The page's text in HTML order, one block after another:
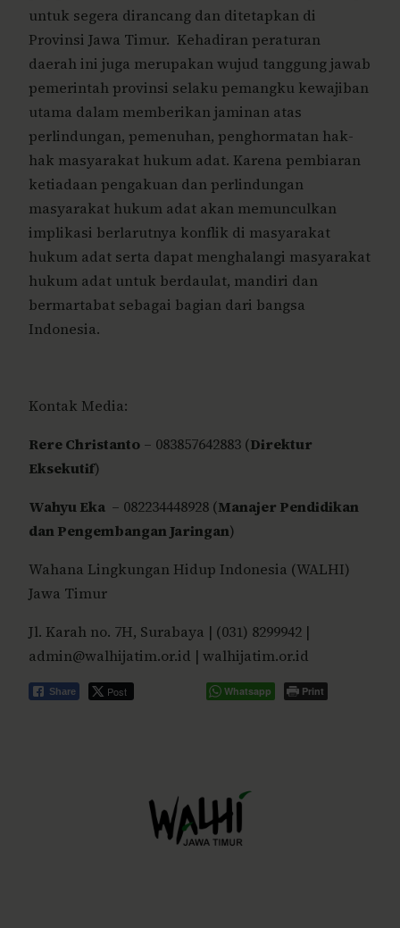
untuk segera dirancang dan ditetapkan di
Provinsi Jawa Timur. Kehadiran peraturan
daerah ini juga merupakan wujud tanggung jawab
pemerintah provinsi selaku pemangku kewajiban
utama dalam memberikan jaminan atas
perlindungan, pemenuhan, penghormatan hak-
hak masyarakat hukum adat. Karena pembiaran
ketiadaan pengakuan dan perlindungan
masyarakat hukum adat akan memunculkan
implikasi berlarutnya konflik di masyarakat
hukum adat serta dapat menghalangi masyarakat
hukum adat untuk berdaulat, mandiri dan
bermartabat sebagai bagian dari bangsa
Indonesia.
Kontak Media:
Rere Christanto – 083857642883 (Direktur
Eksekutif)
Wahyu Eka – 082234448928 (Manajer Pendidikan
dan Pengembangan Jaringan)
Wahana Lingkungan Hidup Indonesia (WALHI)
Jawa Timur
Jl. Karah no. 7H, Surabaya | (031) 8299942 |
admin@walhijatim.or.id | walhijatim.or.id
Share Post Whatsapp Print